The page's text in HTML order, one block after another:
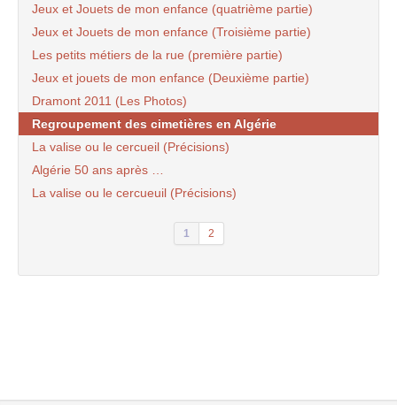
Jeux et Jouets de mon enfance (quatrième partie)
Jeux et Jouets de mon enfance (Troisième partie)
Les petits métiers de la rue (première partie)
Jeux et jouets de mon enfance (Deuxième partie)
Dramont 2011 (Les Photos)
Regroupement des cimetières en Algérie
La valise ou le cercueil (Précisions)
Algérie 50 ans après …
La valise ou le cercueuil (Précisions)
1 2